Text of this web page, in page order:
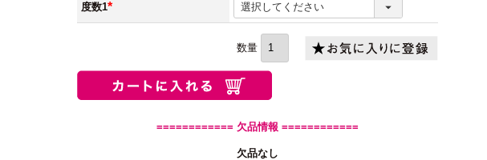
度数1
(必
============ 欠品情報 ============
欠品なし